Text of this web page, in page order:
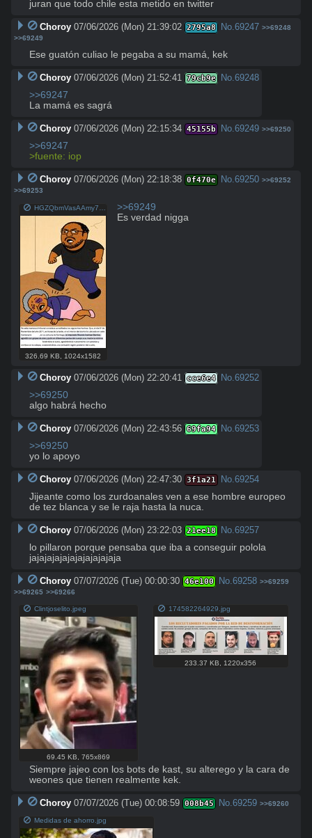
juran que todo chile esta metido en twitter
Choroy 07/06/2026 (Mon) 21:39:02 2795a8 No.69247 >>69248
>>69249
Ese guatón culiao le pegaba a su mamá, kek
Choroy 07/06/2026 (Mon) 21:52:41 79cb9e No.69248
>>69247
La mamá es sagrá
Choroy 07/06/2026 (Mon) 22:15:34 45155b No.69249 >>69250
>>69247
>fuente: iop
Choroy 07/06/2026 (Mon) 22:18:38 0f470e No.69250 >>69252
>>69253
326.69 KB 1024x1582
>>69249
Es verdad nigga
Choroy 07/06/2026 (Mon) 22:20:41 cce6e4 No. 69252
>>69250
algo habrá hecho
Choroy 07/06/2026 (Mon) 22:43:56 69fa94 No. 69253
>>69250
yo lo apoyo
Choroy 07/06/2026 (Mon) 22:47:30 3f1a21 No. 69254
Jijeante como los zurdoanales ven a ese hombre europeo
de tez blanca y se le raja hasta la nuca.
Choroy 07/06/2026 (Mon) 23:22:03 21ee18 No. 69257
lo pillaron porque pensaba que iba a conseguir polola
jajajajajajajajajajajaja
Choroy 07/07/2026 (Tue) 00:00:30 46e100 No. 69258 >>69259
>>69265 >>69266
Clintjoselito.jpeg
69.45 KB ,765x869
174582264929.jpg
233.37 KB 1220x356
Siempre jajeo con los bots de kast, su alterego y la cara de
weones que tienen realmente kek.
Choroy 07/07/2026 (Tue) 00:08:59 008b45 No.69259 >>69260
Medidas de ahorro.jpg